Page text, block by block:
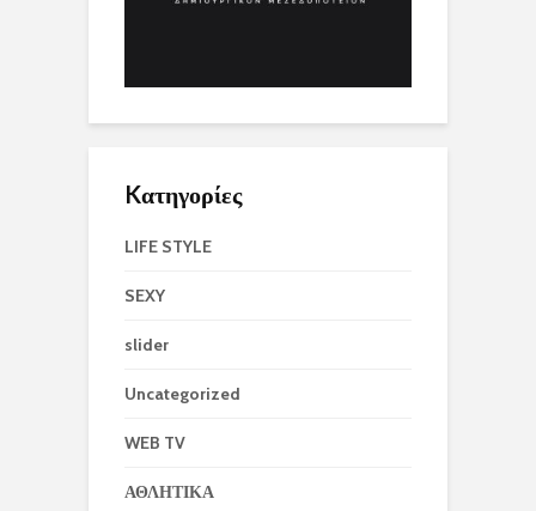
Kατηγορίες
LIFE STYLE
SEXY
slider
Uncategorized
WEB TV
ΑΘΛΗΤΙΚΑ